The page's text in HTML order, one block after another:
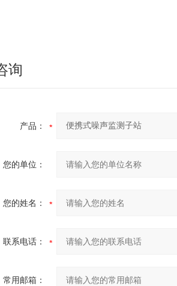
询
产品：
您的单位：
您的姓名：
联系电话：
常用邮箱：